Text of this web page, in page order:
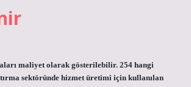
maliyet olarak gösterilebilir. 254 hangi
sektöründe hizmet üretimi için kullanılan